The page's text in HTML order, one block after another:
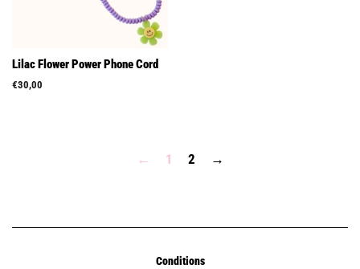
Lilac Flower Power Phone Cord
Prix
€30,00
← 1 2 →
Conditions